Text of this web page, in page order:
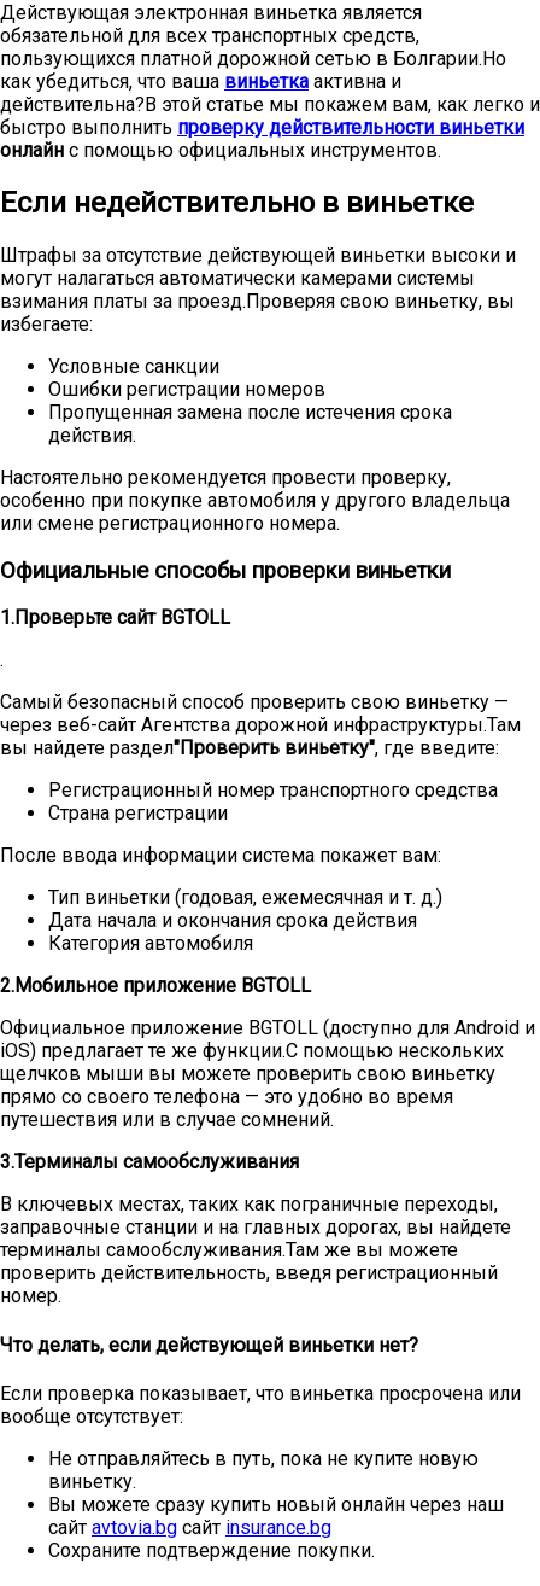
Действующая электронная виньетка является
обязательной для всех транспортных средств,
пользующихся платной дорожной сетью в Болгарии.Но
как убедиться, что ваша виньетка активна и
действительна?В этой статье мы покажем вам, как легко и
быстро выполнить проверку действительности виньетки
онлайн с помощью официальных инструментов.
Если недействительно в виньетке
Штрафы за отсутствие действующей виньетки высоки и
могут налагаться автоматически камерами системы
взимания платы за проезд.Проверяя свою виньетку, вы
избегаете:
Условные санкции
Ошибки регистрации номеров
Пропущенная замена после истечения срока
действия.
Настоятельно рекомендуется провести проверку,
особенно при покупке автомобиля у другого владельца
или смене регистрационного номера.
Официальные способы проверки виньетки
1.Проверьте сайт BGTOLL
.
Самый безопасный способ проверить свою виньетку —
через веб-сайт Агентства дорожной инфраструктуры.Там
вы найдете раздел"Проверить виньетку", где введите:
Регистрационный номер транспортного средства
Страна регистрации
После ввода информации система покажет вам:
Тип виньетки (годовая, ежемесячная и т. д.)
Дата начала и окончания срока действия
Категория автомобиля
2.Мобильное приложение BGTOLL
Официальное приложение BGTOLL (доступно для Android и
iOS) предлагает те же функции.С помощью нескольких
щелчков мыши вы можете проверить свою виньетку
прямо со своего телефона — это удобно во время
путешествия или в случае сомнений.
3.Терминалы самообслуживания
В ключевых местах, таких как пограничные переходы,
заправочные станции и на главных дорогах, вы найдете
терминалы самообслуживания.Там же вы можете
проверить действительность, введя регистрационный
номер.
Что делать, если действующей виньетки нет?
Если проверка показывает, что виньетка просрочена или
вообще отсутствует:
Не отправляйтесь в путь, пока не купите новую
виньетку.
Вы можете сразу купить новый онлайн через наш
сайт avtovia.bg сайт insurance.bg
Сохраните подтверждение покупки.